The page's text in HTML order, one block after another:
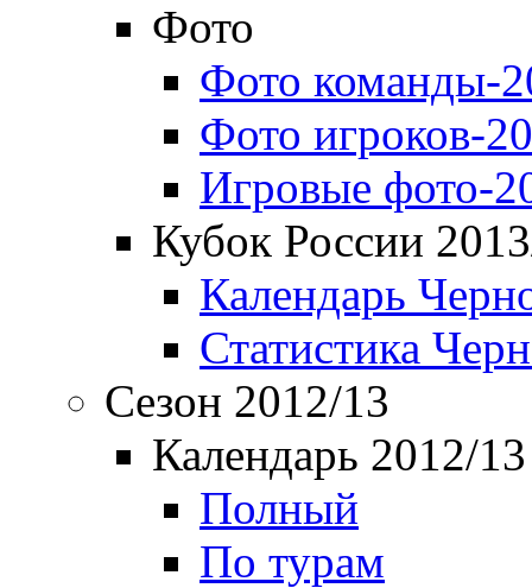
Фото
Фото команды-
Фото игроков-
Игровые фото-
Кубок России
Календарь
Статистика
Сезон 2012/13
Календарь 2012/13
Полный
По турам